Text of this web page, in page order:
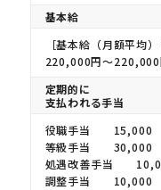
基本給
［基本給（月額平均
220,000円〜220,000
定期的に
支払われる手当
役職手当 15,000
等級手当 30,000
処遇改善手当
調整手当 10,000